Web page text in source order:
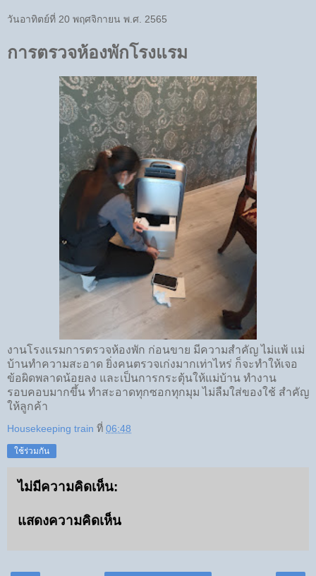
วันอาทิตย์ที่ 20 พฤศจิกายน พ.ศ. 2565
การตรวจห้องพักโรงแรม
งานโรงแรมการตรวจห้องพัก ก่อนขาย มีความสำคัญ ไม่แพ้ แม่
บ้านทำความสะอาด ยิ่งคนตรวจเก่งมากเท่าไหร่ ก็จะทำให้เจอ
ข้อผิดพลาดน้อยลง และเป็นการกระตุ้นให้แม่บ้าน ทำงาน
รอบคอบมากขึ้น ทำสะอาดทุกซอกทุกมุม ไม่ลืมใส่ของใช้ สำคัญ
ให้ลูกค้า
Housekeeping train ที่ 06:48
ใช้ร่วมกัน
ไม่มีความคิดเห็น:
แสดงความคิดเห็น